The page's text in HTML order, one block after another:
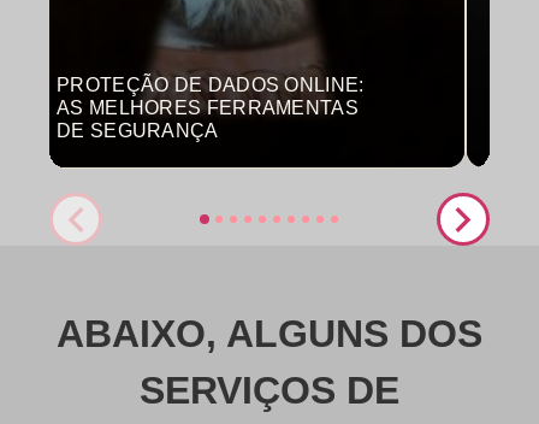
PROTEÇÃO DE DADOS ONLINE:
AS MELHORES FERRAMENTAS
DE SEGURANÇA
ABAIXO, ALGUNS DOS
SERVIÇOS DE